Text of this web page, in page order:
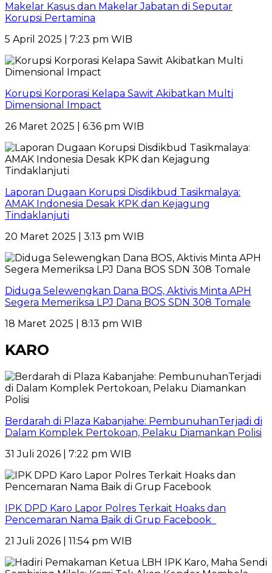
Makelar Kasus dan Makelar Jabatan di Seputar
Korupsi Pertamina
5 April 2025 | 7:23 pm WIB
Korupsi Korporasi Kelapa Sawit Akibatkan Multi
Dimensional Impact
26 Maret 2025 | 6:36 pm WIB
Laporan Dugaan Korupsi Disdikbud Tasikmalaya:
AMAK Indonesia Desak KPK dan Kejagung
Tindaklanjuti
20 Maret 2025 | 3:13 pm WIB
Diduga Selewengkan Dana BOS, Aktivis Minta APH
Segera Memeriksa LPJ Dana BOS SDN 308 Tomale
18 Maret 2025 | 8:13 pm WIB
KARO
Berdarah di Plaza Kabanjahe: PembunuhanTerjadi di
Dalam Komplek Pertokoan, Pelaku Diamankan Polisi
31 Juli 2026 | 7:22 pm WIB
IPK DPD Karo Lapor Polres Terkait Hoaks dan
Pencemaran Nama Baik di Grup Facebook
21 Juli 2026 | 11:54 pm WIB